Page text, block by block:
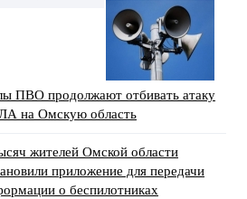
ПВО продолжают отбивать атаку
на Омскую область
жителей Омской области
приложение для передачи
о беспилотниках